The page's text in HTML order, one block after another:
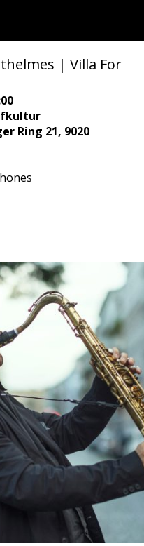
| Villa For
Ring 21, 9020